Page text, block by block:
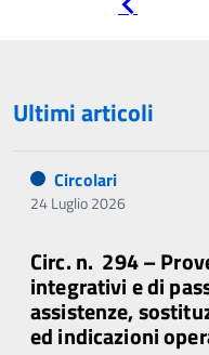
Ultimi articoli
Circolari
24 Luglio 2026
Circ. n. 294 –
integrativi e di
assistenze,
ed indicazioni